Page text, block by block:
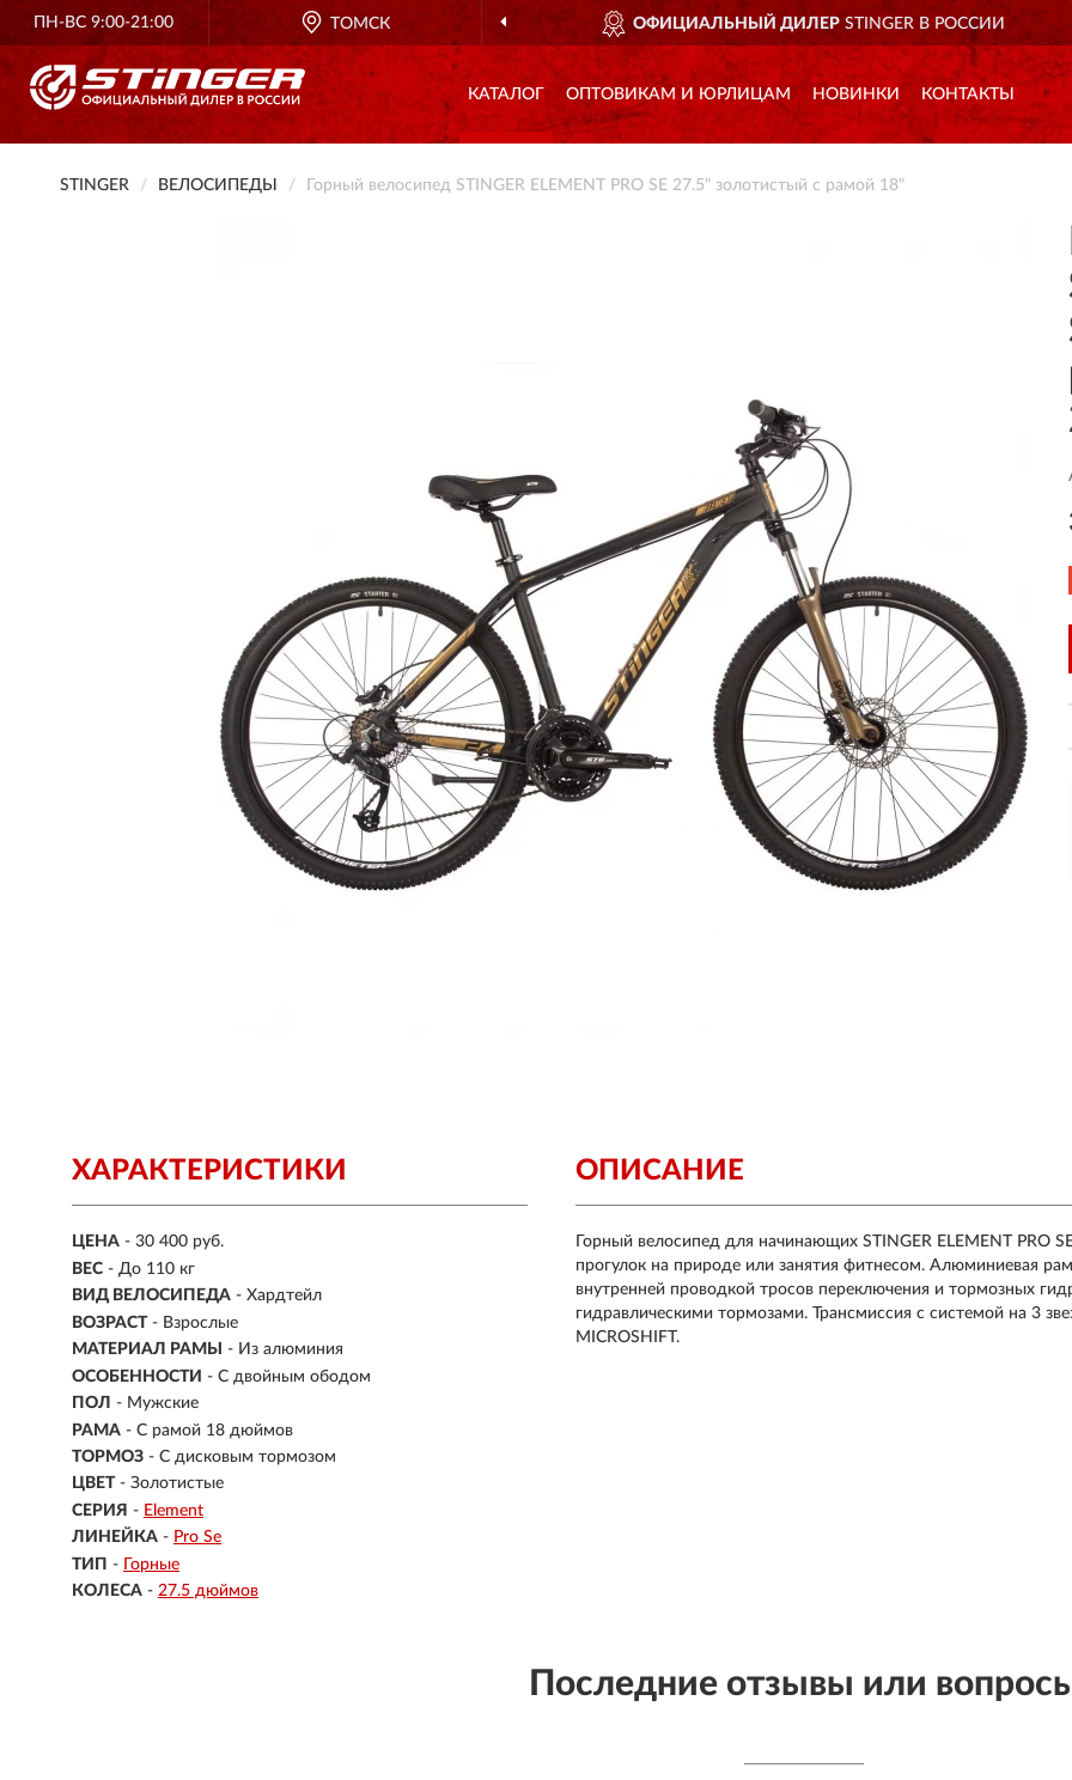
ПН-ВС 9:00-21:00 ТОМСК ОФИЦИАЛЬНЫЙ ДИЛЕР STINGER В РОССИИ
КАТАЛОГ ОПТОВИКАМ И ЮРЛИЦАМ НОВИНКИ КОНТАКТЫ
STINGER ВЕЛОСИПЕДЫ Горный велосипед STINGER ELEMENT PRO SE 27.5" золотистый с рамой 18"
ХАРАКТЕРИСТИКИ
ЦЕНА - 30 400 руб.
ВЕС - До 110 кг
ВИД ВЕЛОСИПЕДА - Хардтейл
ВОЗРАСТ - Взрослые
МАТЕРИАЛ РАМЫ
- Из алюминия
ОСОБЕННОСТИ - С двойным ободом
ПОЛ - Мужские
РАМА - С рамой 18 дюймов
ТОРМОЗ - С дисковым тормозом
ЦВЕТ - Золотистые
СЕРИЯ - Element
ЛИНЕЙКА - Pro Se
ТИП - Горные
КОЛЕСА - 27.5 дюймов
ОПИСАНИЕ
Горный велосипед для начинающих STINGER ELEMENT PRO
прогулок на природе или занятия фитнесом. Алюминиевая
внутренней проводкой тросов переключения и тормозных
гидравлическими тормозами. Трансмиссия с системой на 3
MICROSHIFT.
Последние отзывы или